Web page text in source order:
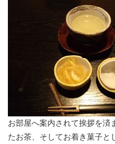
お部屋へ案内されて挨拶を済
たお茶、そしてお着き菓子と